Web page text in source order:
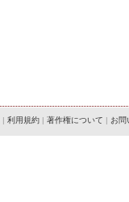
| 利用規約 | 著作権について | お問